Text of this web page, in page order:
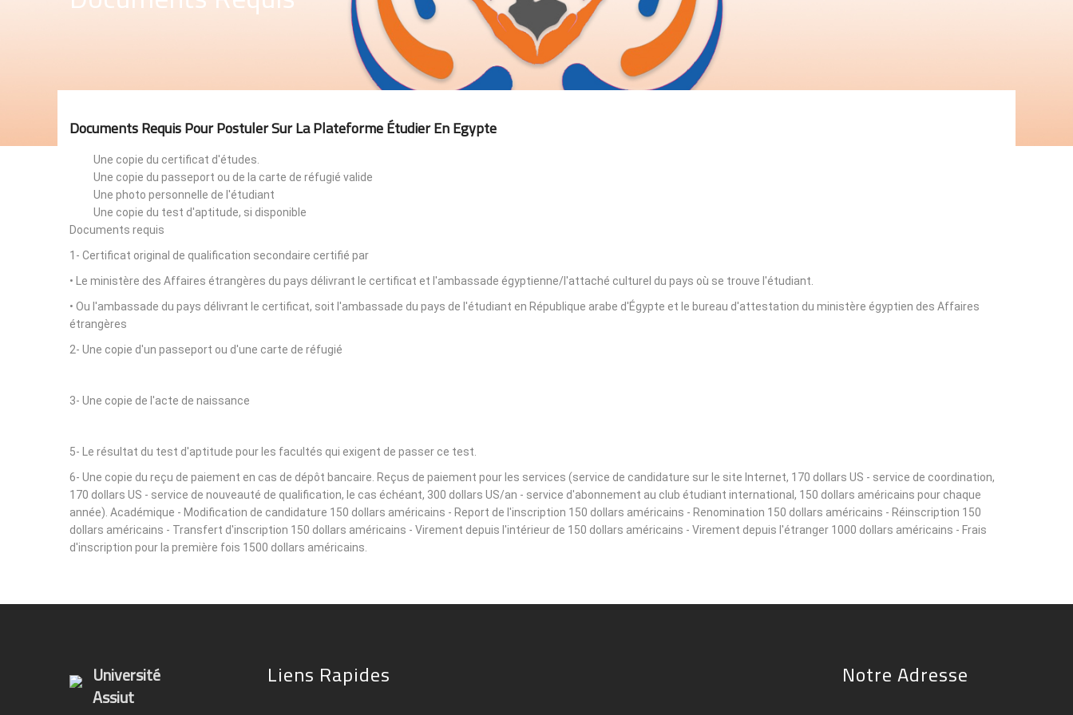
Documents Requis Pour Postuler Sur La Plateforme Étudier En Egypte
Une copie du certificat d'études.
Une copie du passeport ou de la carte de réfugié valide
Une photo personnelle de l'étudiant
Une copie du test d'aptitude, si disponible
Documents requis
1- Certificat original de qualification secondaire certifié par
• Le ministère des Affaires étrangères du pays délivrant le certificat et l'ambassade égyptienne/l'attaché culturel du pays où se trouve l'étudiant.
• Ou l'ambassade du pays délivrant le certificat, soit l'ambassade du pays de l'étudiant en République arabe d'Égypte et le bureau d'attestation du ministère égyptien des Affaires
étrangères
2- Une copie d'un passeport ou d'une carte de réfugié
3- Une copie de l'acte de naissance
5- Le résultat du test d'aptitude pour les facultés qui exigent de passer ce test.
6- Une copie du reçu de paiement en cas de dépôt bancaire. Reçus de paiement pour les services (service de candidature sur le site Internet, 170 dollars US - service de coordination,
170 dollars US - service de nouveauté de qualification, le cas échéant, 300 dollars US/an - service d'abonnement au club étudiant international, 150 dollars américains pour chaque
année). Académique - Modification de candidature 150 dollars américains - Report de l'inscription 150 dollars américains - Renomination 150 dollars américains - Réinscription 150
dollars américains - Transfert d'inscription 150 dollars américains - Virement depuis l'intérieur de 150 dollars américains - Virement depuis l'étranger 1000 dollars américains - Frais
d'inscription pour la première fois 1500 dollars américains.
Université
Assiut
Liens Rapides Notre Adresse